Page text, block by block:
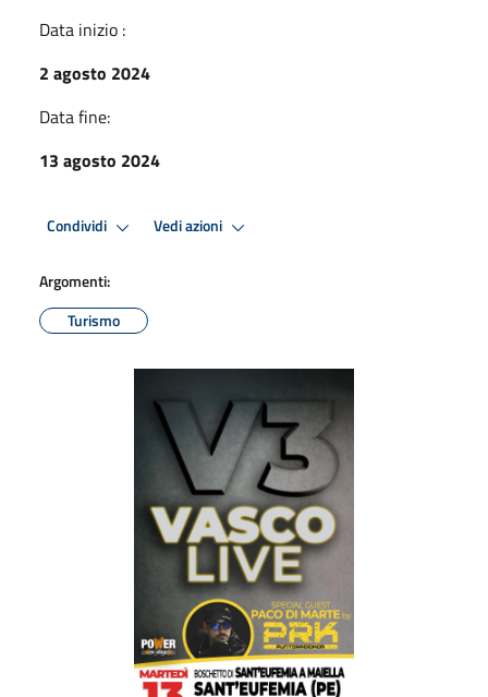
Data inizio :
2 agosto 2024
Data fine:
13 agosto 2024
Condividi Vedi azioni
Argomenti:
Turismo